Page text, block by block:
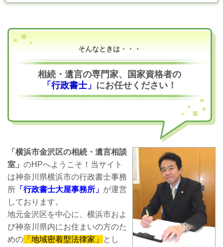
そんなときは・・・
相続・遺言の専門家、国家資格者の
「行政書士」 にお任せください！
「横浜市金沢区の相続・遺言相談
室」 のHPへようこそ！当サイト
は神奈川県横浜市の行政書士事務
所 「行政書士大屋事務所」 が運営
しております。
地元金沢区を中心に、横浜市およ
び神奈川県内にお住まいの方のた
めの 「地域密着型法律家」
とし